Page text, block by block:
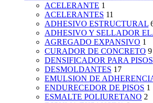
ACELERANTE 1
ACELERANTES 11
ADHESIVO ESTRUCTURAL
ADHESIVO Y SELLADOR
AGREGADO EXPANSIVO 1
CURADOR DE CONCRETO 9
DENSIFICADOR PARA PISOS
DESMOLDANTES 17
EMULSION DE
ENDURECEDOR DE PISOS 1
ESMALTE POLIURETANO 2